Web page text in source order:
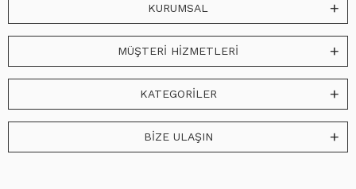
KURUMSAL
MÜŞTERİ HİZMETLERİ
KATEGORİLER
BİZE ULAŞIN